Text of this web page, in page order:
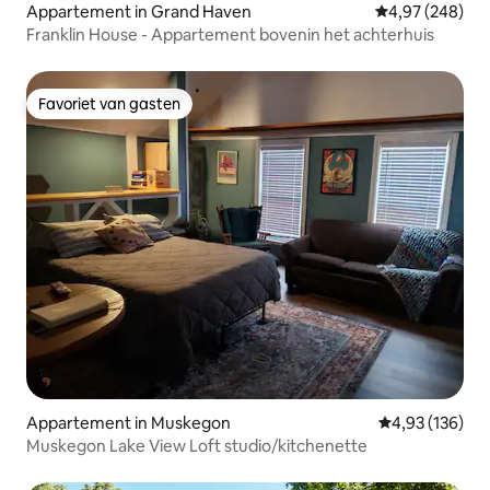
Appartement in Grand Haven Gemiddelde
4,97 (248)
Franklin House - Appartement bovenin het achterhuis
Favoriet van gasten
Favoriet van gasten
Appartement in Muskegon Gemiddelde
4,93 (136)
Muskegon Lake View Loft studio/kitchenette